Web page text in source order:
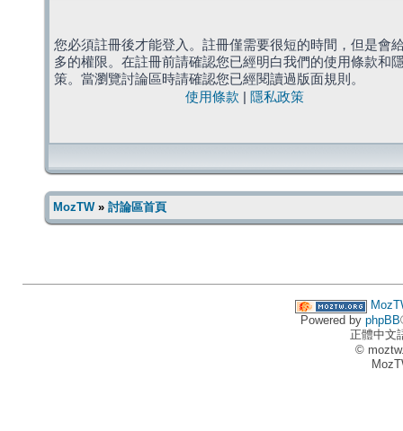
您必須註冊後才能登入。註冊僅需要很短的時間，但是會
多的權限。在註冊前請確認您已經明白我們的使用條款和
策。當瀏覽討論區時請確認您已經閱讀過版面規則。
使用條款
隱私政策
MozTW» 討論區首頁
Powered by phpBB
正體中文
©